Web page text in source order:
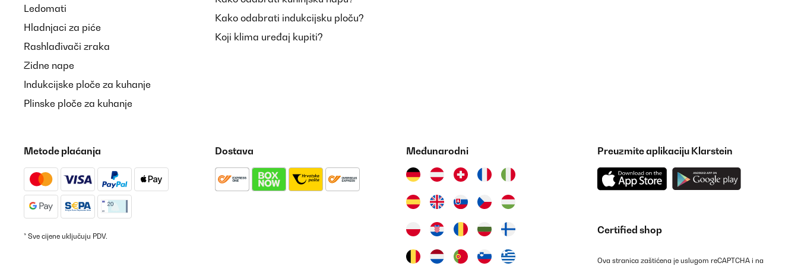
Prompte Lieferung innert 3 Tagen, alle Teile vorhanden, verständliche Betriebsanleitung, innert 2 Stundenaufgebaut. Macht einen stabilen Eindruck. Kann ich nur weiterempfehlen.
RIO
Ledomati
Hladnjaci za piće
Rashlađivači zraka
Zidne nape
Indukcijske ploče za kuhanje
Plinske ploče za kuhanje
Kako odabrati indukcijsku ploču?
Koji klima uređaj kupiti?
Metode plaćanja
* Sve cijene uključuju PDV.
Dostava Međunarodni Preuzmite aplikaciju Klarstein
Certified shop
Ova stranica zaštićena je uslugom reCAPTCHA i na